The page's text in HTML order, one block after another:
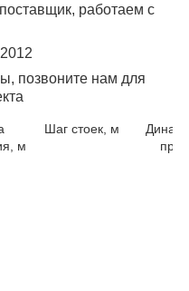
работаем с
позвоните нам для
м
Шаг стоек, м